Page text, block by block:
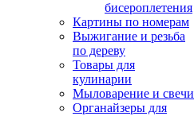
бисероплетения
Картины по номерам
Выжигание и резьба
по дереву
Товары для
кулинарии
Мыловарение и свечи
Органайзеры для